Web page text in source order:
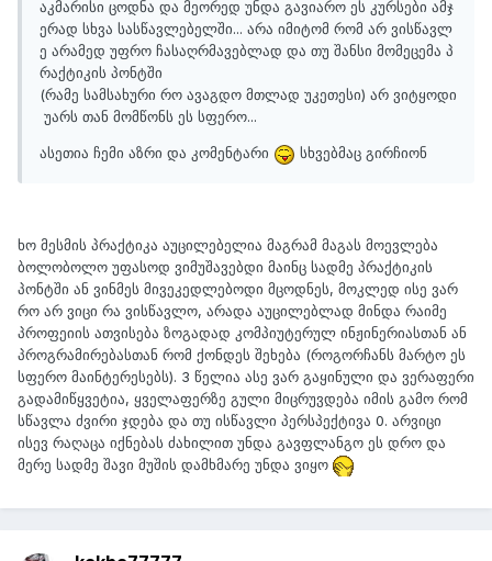
აკმარისი ცოდნა და მეორედ უნდა გავიარო ეს კურსები ამჯ
ერად სხვა სასწავლებელში... არა იმიტომ რომ არ ვისწავლ
ე არამედ უფრო ჩასაღრმავებლად და თუ შანსი მომეცემა პ
რაქტიკის პონტში
(რამე სამსახური რო ავაგდო მთლად უკეთესი) არ ვიტყოდი
უარს თან მომწონს ეს სფერო...
ასეთია ჩემი აზრი და კომენტარი სხვებმაც გირჩიონ
ხო მესმის პრაქტიკა აუცილებელია მაგრამ მაგას მოევლება
ბოლობოლო უფასოდ ვიმუშავებდი მაინც სადმე პრაქტიკის
პონტში ან ვინმეს მივეკედლებოდი მცოდნეს, მოკლედ ისე ვარ
რო არ ვიცი რა ვისწავლო, არადა აუცილებლად მინდა რაიმე
პროფეიის ათვისება ზოგადად კომპიუტერულ ინჟინერიასთან ან
პროგრამირებასთან რომ ქონდეს შეხება (როგორჩანს მარტო ეს
სფერო მაინტერესებს). 3 წელია ასე ვარ გაყინული და ვერაფერი
გადამიწყვეტია, ყველაფერზე გული მიცრუვდება იმის გამო რომ
სწავლა ძვირი ჯდება და თუ ისწავლი პერსპექტივა 0. არვიცი
ისევ რაღაცა იქნებას ძახილით უნდა გავფლანგო ეს დრო და
მერე სადმე შავი მუშის დამხმარე უნდა ვიყო